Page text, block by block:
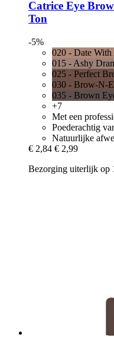
Catrice Eye
Ton
-5%
020 - Date With
015 - Ashy
025 - Perfect
030 - Brow-N-
035 - Brown
+7
Met een
Poederachtig
Natuurlijke
€ 2,84 € 2,99
Bezorging uiterlijk op